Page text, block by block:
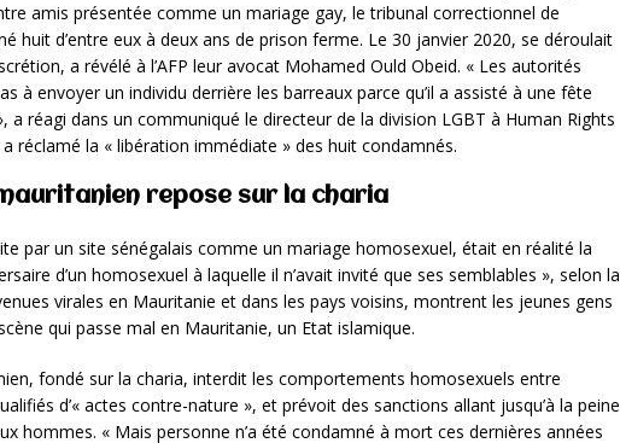
amis présentée comme un mariage gay, le tribunal correctionnel de
huit d’entre eux à deux ans de prison ferme. Le 30 janvier 2020, se déroulait
a révélé à l’AFP leur avocat Mohamed Ould Obeid. « Les autorités
à envoyer un individu derrière les barreaux parce qu’il a assisté à une fête
a réagi dans un communiqué le directeur de la division LGBT à Human Rights
réclamé la « libération immédiate » des huit condamnés.
repose sur la charia
par un site sénégalais comme un mariage homosexuel, était en réalité la
d’un homosexuel à laquelle il n’avait invité que ses semblables », selon la
virales en Mauritanie et dans les pays voisins, montrent les jeunes gens
qui passe mal en Mauritanie, un Etat islamique.
fondé sur la charia, interdit les comportements homosexuels entre
d’« actes contre-nature », et prévoit des sanctions allant jusqu’à la peine
hommes. « Mais personne n’a été condamné à mort ces dernières années